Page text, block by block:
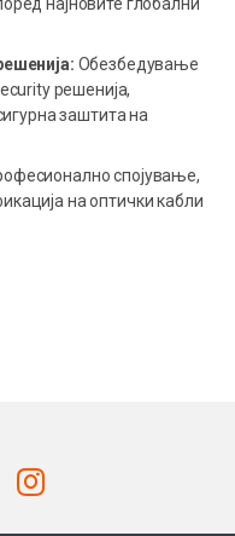
Обезбедување
решенија,
заштита на
спојување,
на оптички кабли